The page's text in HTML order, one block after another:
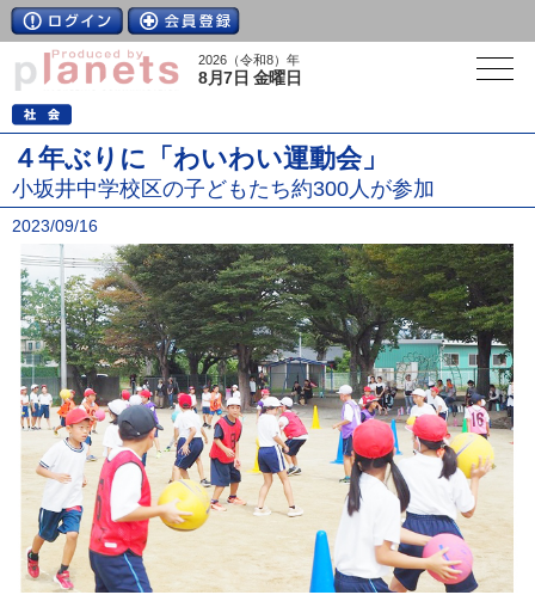
2026（令和8）年
8月7日 金曜日
４年ぶりに「わいわい運動会」
小坂井中学校区の子どもたち約300人が参加
2023/09/16